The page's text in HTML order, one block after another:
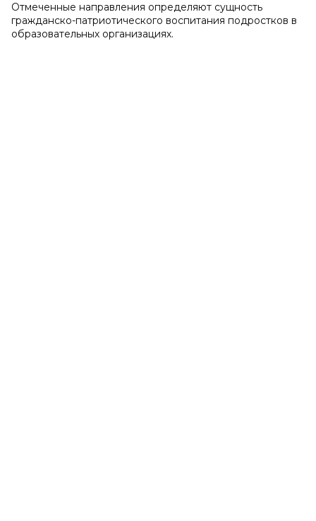
Отмеченные направления определяют сущность
гражданско-патриотического воспитания подростков в
образовательных организациях.